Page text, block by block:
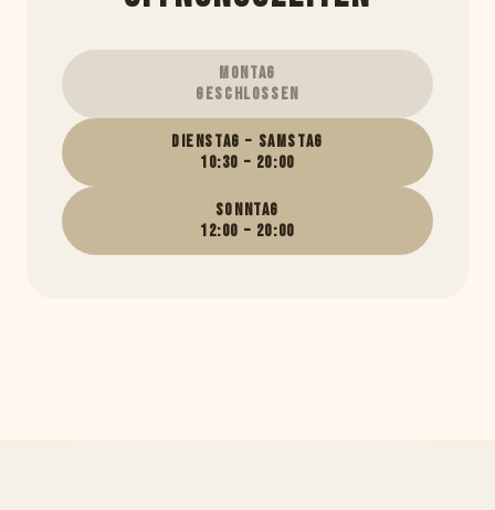
MONTAG
GESCHLOSSEN
DIENSTAG – SAMSTAG
10:30 – 20:00
SONNTAG
12:00 – 20:00